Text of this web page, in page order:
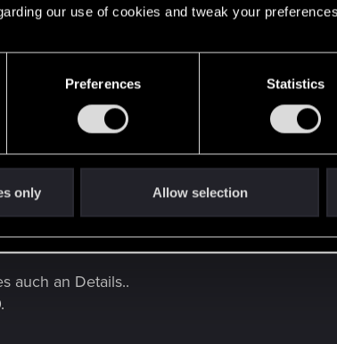
our use of cookies and tweak your
Preferences Statistics
only Allow selection
den Mindestsystemanforderungen keine HDD-
bessere Performance als HDDs.
leisten.
!
auch an Details..